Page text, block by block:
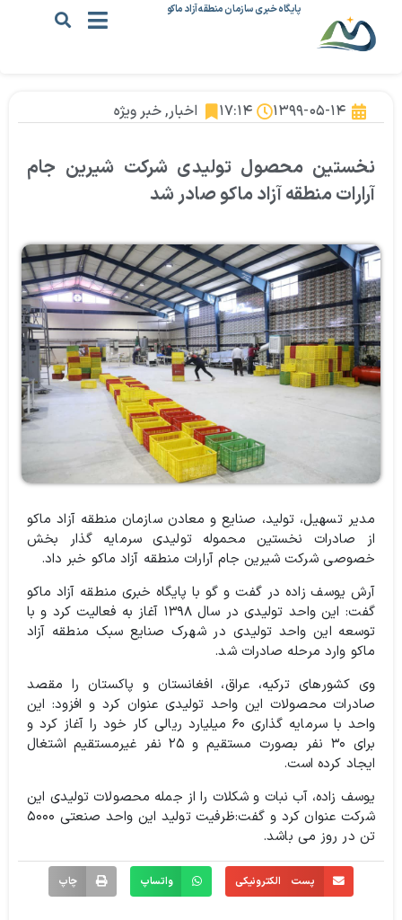
پایگاه خبری سازمان منطقه آزاد ماکو
۱۳۹۹-۰۵-۱۴ ۱۷:۱۴ اخبار,خبر ویژه
نخستین محصول تولیدی شرکت شیرین جام
آرارات منطقه آزاد ماکو صادر شد
مدیر تسهیل، تولید، صنایع و معادن سازمان منطقه آزاد ماکو
از صادرات نخستین محموله تولیدی سرمایه گذار بخش
خصوصی شرکت شیرین جام آرارات منطقه آزاد ماکو خبر داد.
آرش یوسف زاده در گفت و گو با پایگاه خبری منطقه آزاد ماکو
گفت: این واحد تولیدی در سال ۱۳۹۸ آغاز به فعالیت کرد و با
توسعه این واحد تولیدی در شهرک صنایع سبک منطقه آزاد
ماکو وارد مرحله صادرات شد.
وی کشورهای ترکیه، عراق، افغانستان و پاکستان را مقصد
صادرات محصولات این واحد تولیدی عنوان کرد و افزود: این
واحد با سرمایه گذاری ۶۰ میلیارد ریالی کار خود را آغاز کرد و
برای ۳۰ نفر بصورت مستقیم و ۲۵ نفر غیرمستقیم اشتغال
ایجاد کرده است.
یوسف زاده، آب نبات و شکلات را از جمله محصولات تولیدی این
شرکت عنوان کرد و گفت:‌ظرفیت تولید این واحد صنعتی ۵۰۰۰
تن در روز می باشد.
پست الکترونیکی واتساپ چاپ